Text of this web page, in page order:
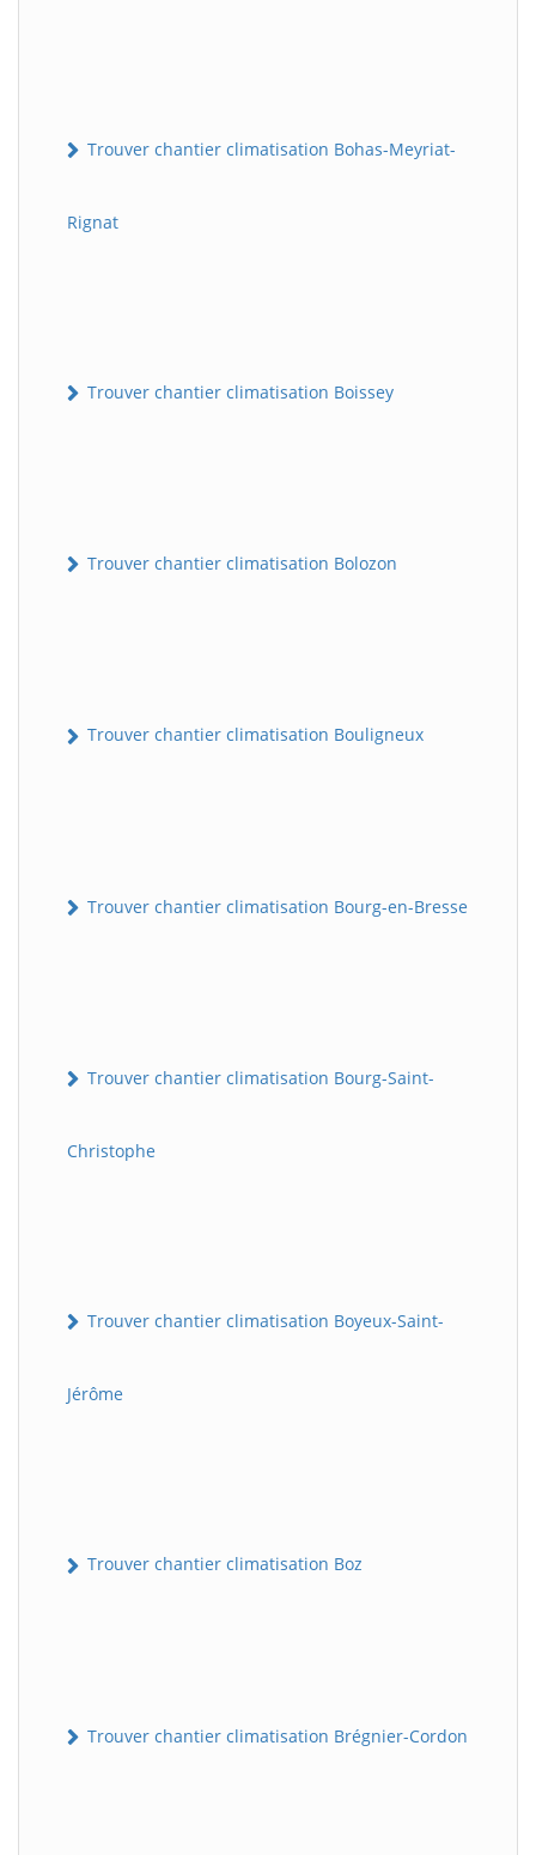
Trouver chantier climatisation Bohas-Meyriat-
Rignat
Trouver chantier climatisation Boissey
Trouver chantier climatisation Bolozon
Trouver chantier climatisation Bouligneux
Trouver chantier climatisation Bourg-en-Bresse
Trouver chantier climatisation Bourg-Saint-
Christophe
Trouver chantier climatisation Boyeux-Saint-
Jérôme
Trouver chantier climatisation Boz
Trouver chantier climatisation Brégnier-Cordon